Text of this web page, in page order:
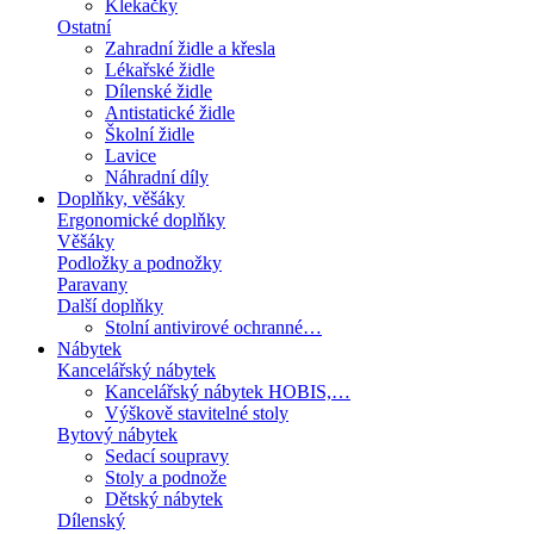
Klekačky
Ostatní
Zahradní židle a křesla
Lékařské židle
Dílenské židle
Antistatické židle
Školní židle
Lavice
Náhradní díly
Doplňky, věšáky
Ergonomické doplňky
Věšáky
Podložky a podnožky
Paravany
Další doplňky
Stolní antivirové ochranné…
Nábytek
Kancelářský nábytek
Kancelářský nábytek HOBIS,…
Výškově stavitelné stoly
Bytový nábytek
Sedací soupravy
Stoly a podnože
Dětský nábytek
Dílenský